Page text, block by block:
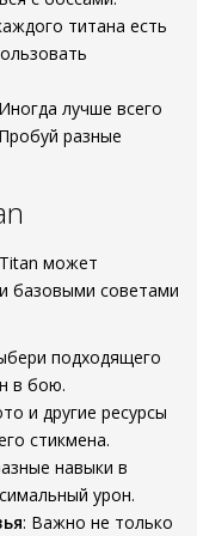
титана есть
лучше всего
разные
может
базовыми советами
подходящего
в бою.
и другие ресурсы
стикмена.
навыки в
урон.
: Важно не только